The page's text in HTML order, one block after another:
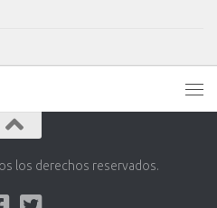
los derechos reservados.